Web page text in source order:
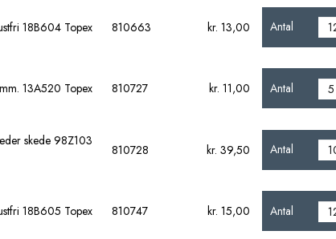
18B604 Topex 810663 kr. 13,00 Antal
13A520 Topex 810727 kr. 11,00 Antal
skede 98Z103
810728 kr. 39,50 Antal
18B605 Topex 810747 kr. 15,00 Antal